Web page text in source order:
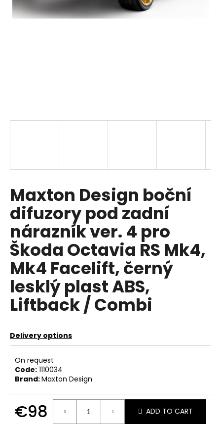
Maxton Design boční
difuzory pod zadní
nárazník ver. 4 pro
Škoda Octavia RS Mk4,
Mk4 Facelift, černý
lesklý plast ABS,
Liftback / Combi
Delivery options
On request
Code: 1110034
Brand:Maxton Design
€98 ADD TO CART
i
e
r
e
c
o
m
m
e
n
d
SPORTOVNÍ
ZAPALOVACÍ
MODUL
2.0TSI
2.5TFSI
DALŠÍ
€60